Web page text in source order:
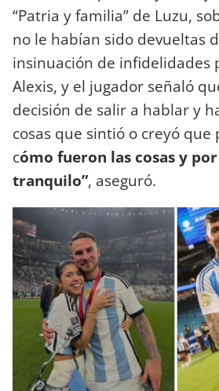
“Patria y familia” de Luzu,
no le habían sido devueltas
insinuación de infidelidades
Alexis, y el jugador señaló
decisión de salir a hablar y
cosas que sintió o creyó que
cómo fueron las cosas y
tranquilo”, aseguró.